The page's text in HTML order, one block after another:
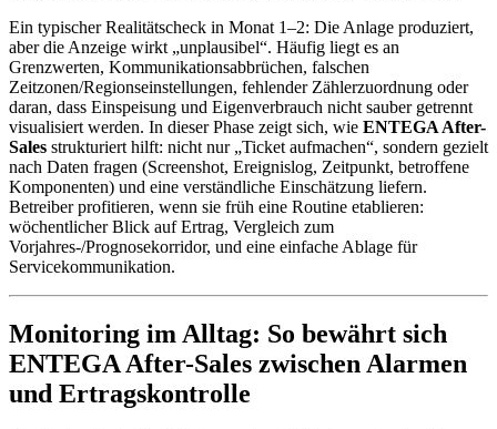
Ein typischer Realitätscheck in Monat 1–2: Die Anlage produziert,
aber die Anzeige wirkt „unplausibel“. Häufig liegt es an
Grenzwerten, Kommunikationsabbrüchen, falschen
Zeitzonen/Regionseinstellungen, fehlender Zählerzuordnung oder
daran, dass Einspeisung und Eigenverbrauch nicht sauber getrennt
visualisiert werden. In dieser Phase zeigt sich, wie ENTEGA After-
Sales strukturiert hilft: nicht nur „Ticket aufmachen“, sondern gezielt
nach Daten fragen (Screenshot, Ereignislog, Zeitpunkt, betroffene
Komponenten) und eine verständliche Einschätzung liefern.
Betreiber profitieren, wenn sie früh eine Routine etablieren:
wöchentlicher Blick auf Ertrag, Vergleich zum
Vorjahres-/Prognosekorridor, und eine einfache Ablage für
Servicekommunikation.
Monitoring im Alltag: So bewährt sich
ENTEGA After-Sales zwischen Alarmen
und Ertragskontrolle